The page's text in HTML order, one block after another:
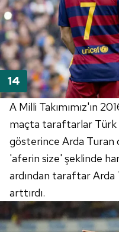
A Milli Takımımız'ın
maçta taraftarlar
gösterince Arda Turan
'aferin size' şeklinde
ardından taraftar Arda
arttırdı.